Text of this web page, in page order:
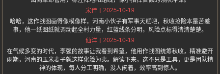
宋佳
2025-10-19
哈哈，这作战图画得像模像样，河南小伙子有军事天赋吧，秋收抢险本是苦差
事，他一纸图纸就调动起全村力量，红蓝线条分明，风险点标得清清楚楚。
仙洋
2025-10-19
在气候多变的时代，李强的故事让我看到希望，他用作战图统筹秋收，精准避开
雨期，河南的玉米麦子就这样化险为夷。解读下来，这不只是工具，更是团队精
神的体现，每人分工明确，没人闲着，效率高到惊人。